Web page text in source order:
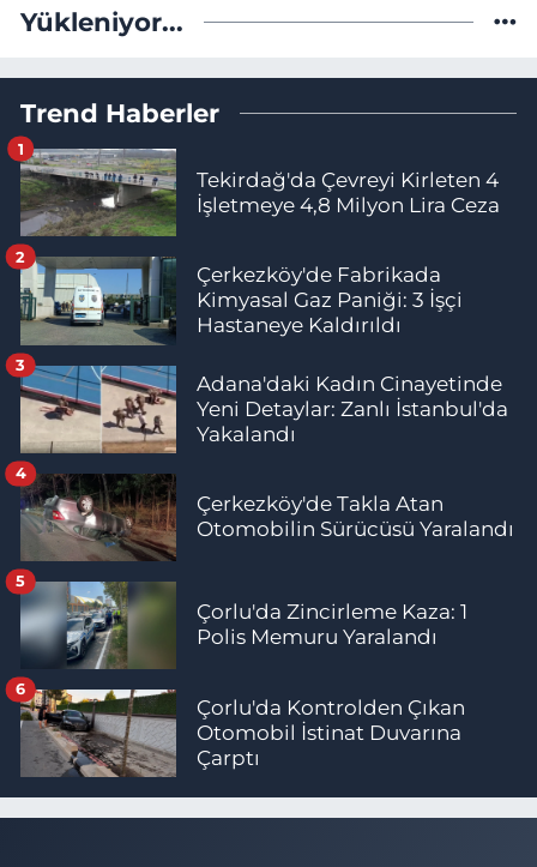
Yükleniyor...
Trend Haberler
Tekirdağ'da Çevreyi Kirleten 4
İşletmeye 4,8 Milyon Lira Ceza
1
Çerkezköy'de Fabrikada
Kimyasal Gaz Paniği: 3 İşçi
Hastaneye Kaldırıldı
2
Adana'daki Kadın Cinayetinde
Yeni Detaylar: Zanlı İstanbul'da
Yakalandı
3
Çerkezköy'de Takla Atan
Otomobilin Sürücüsü Yaralandı
4
Çorlu'da Zincirleme Kaza: 1
Polis Memuru Yaralandı
5
Çorlu'da Kontrolden Çıkan
Otomobil İstinat Duvarına
Çarptı
6